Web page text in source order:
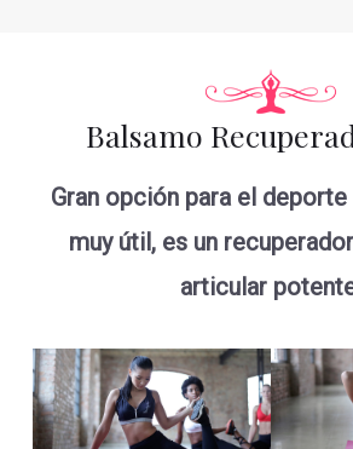
Balsamo
Gran opción para el
muy útil, es un
articular